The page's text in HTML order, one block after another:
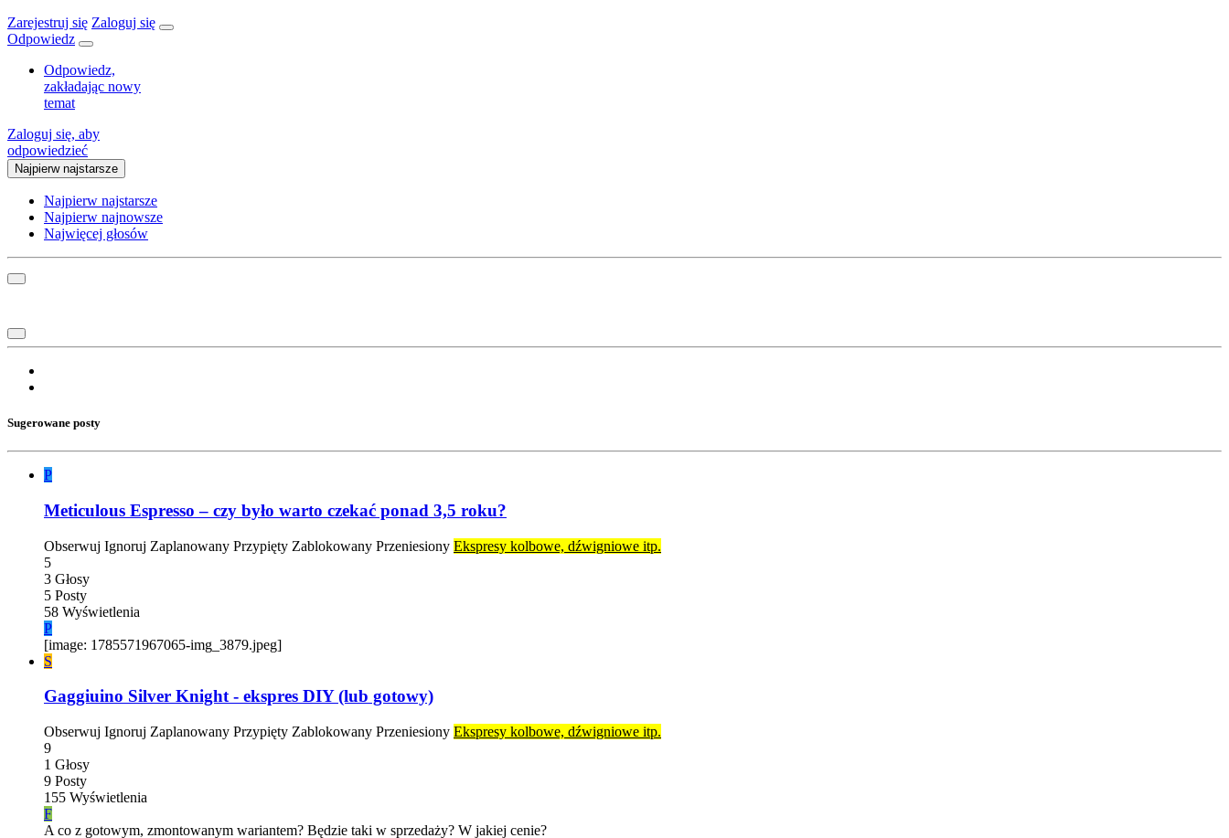
Zarejestruj się Zaloguj się
Odpowiedz
Odpowiedz,
zakładając nowy
temat
Zaloguj się, aby
odpowiedzieć
Najpierw najstarsze
Najpierw najstarsze
Najpierw najnowsze
Najwięcej głosów
Sugerowane posty
P
Meticulous Espresso – czy było warto czekać ponad 3,5 roku?
Obserwuj Ignoruj Zaplanowany Przypięty Zablokowany Przeniesiony Ekspresy kolbowe, dźwigniowe itp.
5
3 Głosy
5 Posty
58 Wyświetlenia
P
[image: 1785571967065-img_3879.jpeg]
S
Gaggiuino Silver Knight - ekspres DIY (lub gotowy)
Obserwuj Ignoruj Zaplanowany Przypięty Zablokowany Przeniesiony Ekspresy kolbowe, dźwigniowe itp.
9
1 Głosy
9 Posty
155 Wyświetlenia
F
A co z gotowym, zmontowanym wariantem? Będzie taki w sprzedaży? W jakiej cenie?